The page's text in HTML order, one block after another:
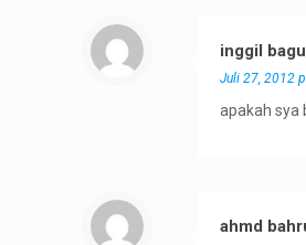
inggil
Juli 27, 2012
apakah sya
ahmd